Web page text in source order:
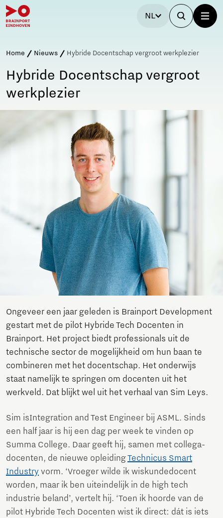
NL
Home Nieuws Hybride Docentschap vergroot werkplezier
Hybride Docentschap vergroot
werkplezier
Ongeveer een jaar geleden is Brainport Development
gestart met de pilot Hybride Tech Docenten in
Brainport. Het project biedt professionals uit de
technische sector de mogelijkheid om hun baan te
combineren met het docentschap. Het onderwijs
staat namelijk te springen om docenten uit het
werkveld. Dat blijkt wel uit het verhaal van Sim Leys.
Sim isIntegration and Test Engineer bij ASML. Sinds
een half jaar is hij een dag per week te vinden op
Summa College. Daar geeft hij, samen met collega-
docenten, de nieuwe opleidingTechnicus Smart
Industry vorm. ‘Vroeger wilde ik wiskundedocent
worden, maar ik ben uiteindelijk in de high tech
industrie beland’, vertelt hij. ‘Toen ik hoorde van de
pilot Hybride Tech Docenten wist ik direct: dát is iets